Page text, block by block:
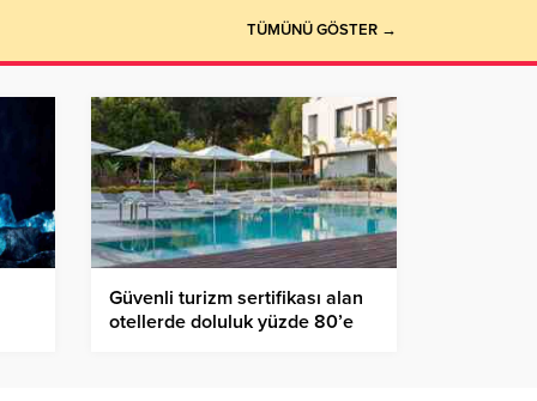
TÜMÜNÜ GÖSTER →
Güvenli turizm sertifikası alan
otellerde doluluk yüzde 80’e